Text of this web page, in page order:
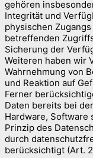
gehören
Integrität und
physischen
betreffenden
Sicherung der
Weiteren haben wir
Wahrnehmung von
und Reaktion auf
Ferner
Daten bereits bei
Hardware, Software
Prinzip des
durch
berücksichtigt (Art.